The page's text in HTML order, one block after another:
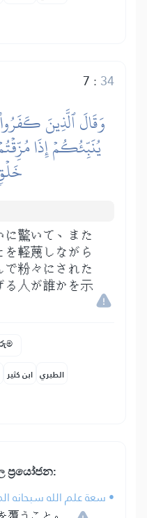
7 : 34
وَقَالَ ٱلَّذِينَ
يُنَبِّئُكُمۡ إِذَا
に驚いて、また
軽蔑しながら
で粉々にされた
る人が誰かを示
ابن كثير الطبري
ප්‍රයෝජන:
• سعة علم الله سبحانه